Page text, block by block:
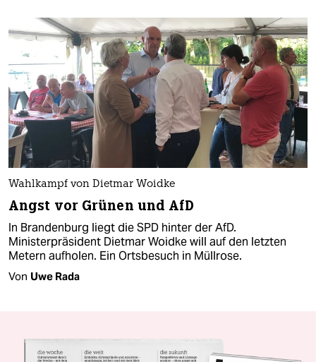
Wahlkampf von Dietmar Woidke
Angst vor Grünen und AfD
In Brandenburg liegt die SPD hinter der AfD.
Ministerpräsident Dietmar Woidke will auf den letzten
Metern aufholen. Ein Ortsbesuch in Müllrose.
Von Uwe Rada